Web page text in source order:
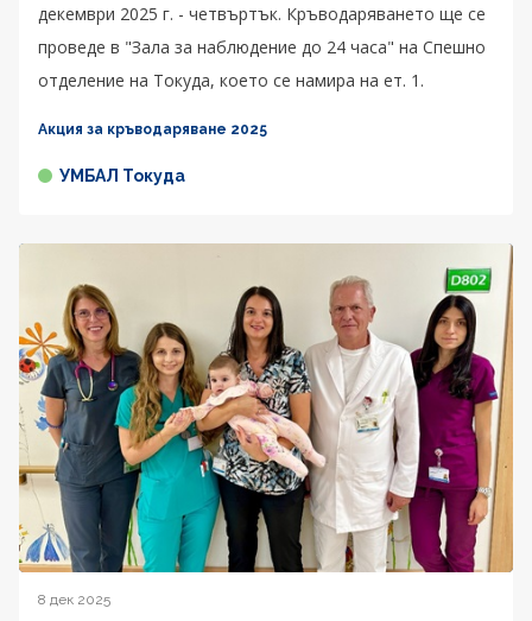
декември 2025 г. - четвъртък. Кръводаряването ще се
проведе в "Зала за наблюдение до 24 часа" на Спешно
отделение на Токуда, което се намира на ет. 1.
Акция за кръводаряване 2025
УМБАЛ Токуда
8 дек 2025